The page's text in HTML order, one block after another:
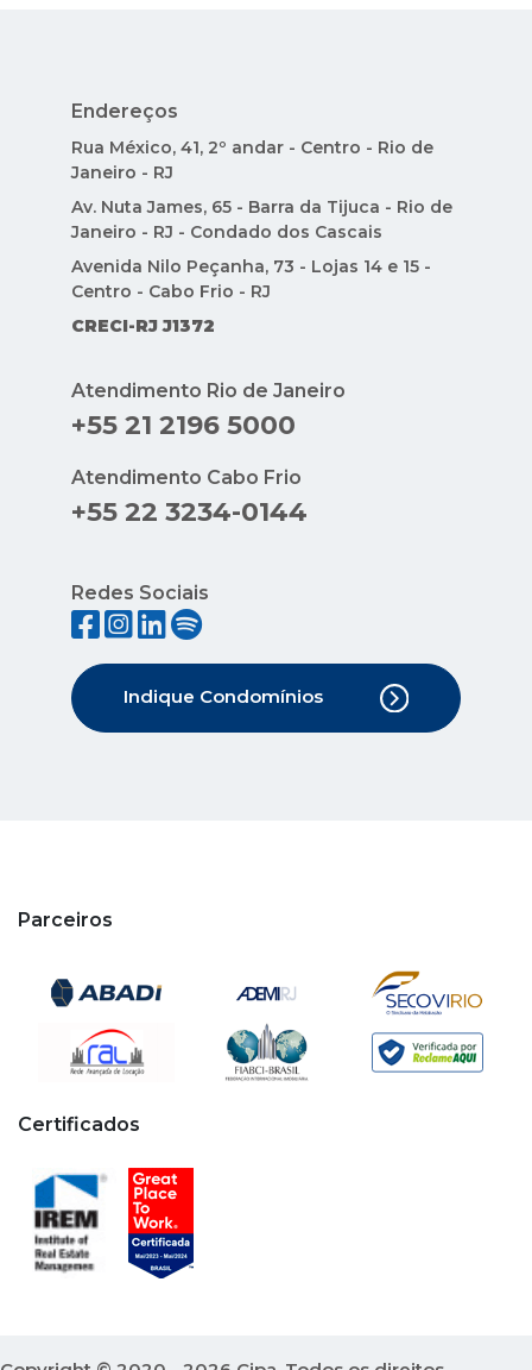
Endereços
Rua México, 41, 2º andar - Centro - Rio de
Janeiro - RJ
Av. Nuta James, 65 - Barra da Tijuca - Rio de
Janeiro - RJ - Condado dos Cascais
Avenida Nilo Peçanha, 73 - Lojas 14 e 15 -
Centro - Cabo Frio - RJ
CRECI-RJ J1372
Atendimento Rio de Janeiro
+55 21 2196 5000
Atendimento Cabo Frio
+55 22 3234-0144
Redes Sociais
Indique Condomínios
Parceiros
Certificados